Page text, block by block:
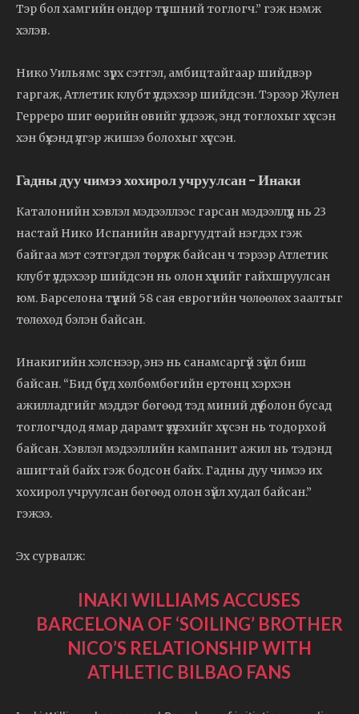
Тэр бол хамгийн өндөр түвшний тоглогч.” гэж нэмж
хэлэв.
Нико Уильямс зүрх сэтгэл, амбицтайгаар шийдвэр
гаргаж, Атлетик клубт үлдэхээр шийдсэн. Тэрээр Жулен
Герреро шиг өөрийн өвийг үлдээж, энд тоглохыг хүссэн
хэн бүхэнд үлгэр жишээ болохыг хүссэн.
Гадны дуу чимээ хохирол учруулсан – Инаки
Каталонийн хэвлэл мэдээллээс гарсан мэдээллүүд нь 23
настай Нико Испанийн аваргуудтай нэгдэх гэж
байгаа мэт сэтгэгдэл төрүүлж байсан ч тэрээр Атлетик
клубт үлдэхээр шийдсэн нь олон хүнийг гайхшруулсан
юм. Барселона түүний 58 сая еврогийн чөлөөлөх заалтыг
төлөхөд бэлэн байсан.
Инакигийн хэлснээр, энэ нь санамсаргүй зүйл биш
байсан. “Бид бүгд хөлбөмбөгийн ертөнц хэрхэн
ажилладгийг мэддэг бөгөөд тэд миний дүү болон бусад
тоглогчдод ямар дарамт үзүүлэхийг хүссэн нь тодорхой
байсан. Хэвлэл мэдээллийн кампанит ажил нь тэдэнд
ашигтай байх гэж бодсон байх. Гадны дуу чимээ их
хохирол учруулсан бөгөөд олон зүйл худал байсан.”
гэжээ.
Эх сурвалж:
INAKI WILLIAMS ACCUSES
BARCELONA OF ‘SOILING’ BROTHER
NICO’S RELATIONSHIP WITH
ATHLETIC BILBAO FANS